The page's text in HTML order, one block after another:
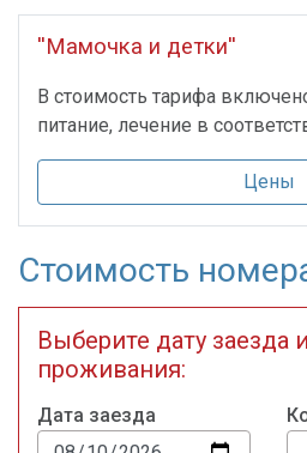
''Мамочка и детки''
В стоимость тарифа
питание, лечение в
Цены
Стоимость
Выберите дату заезда
проживания:
Дата заезда